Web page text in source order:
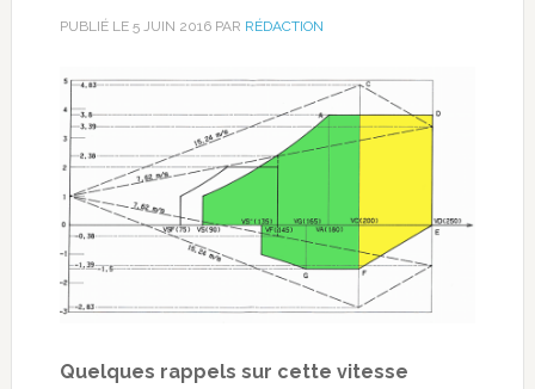
PUBLIÉ LE 5 JUIN 2016PAR RÉDACTION
Quelques rappels sur cette vitesse